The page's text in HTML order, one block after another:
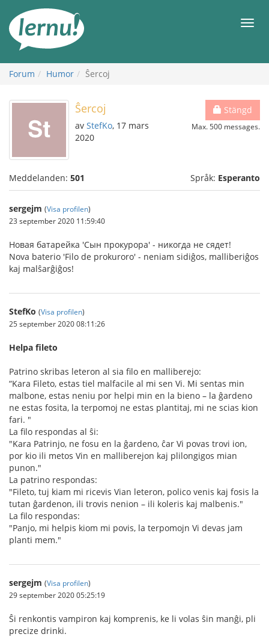
sidans
innehåll
Meny
Forum Humor Ŝercoj
Stängd
Max. 500 messages.
Ŝercoj
av StefKo, 17 mars
2020
Meddelanden: 501 Språk: Esperanto
sergejm (Visa profilen)
23 september 2020 11:59:40
Новая батарейка 'Сын прокурора' - никогда не сядет!
Nova baterio 'Filo de prokuroro' - neniam sidiĝos, malliberiĝos
kaj malŝarĝiĝos!
StefKo (Visa profilen)
25 september 2020 08:11:26
Helpa fileto
Patrino skribas leteron al sia filo en malliberejo:
“Kara Fileto, estas tiel malfacile al mi sen Vi. Mi sentas min
malbone, estas neniu por helpi min en la bieno – la ĝardeno
ne estas fosita, la terpomoj ne estas plantitaj, mi ne scias kion
fari. "
La filo respondas al ŝi:
"Kara Patrinjo, ne fosu en la ĝardeno, ĉar Vi povas trovi ion,
por kio ili metos Vin en malliberejon kaj plilongigos mian
punon."
La patrino respondas:
"Fileto, tuj kiam mi ricevis Vian leteron, polico venis kaj fosis la
tutan ĝardenon, ili trovis nenion – ili koleris kaj malbenis."
La filo respondas:
"Panjo, mi helpis kiom mi povis, la terpomojn Vi devas jam
planti mem."
sergejm (Visa profilen)
29 september 2020 05:25:19
Ŝi renkontis vampiron kaj komprenis, ke li volas ŝin manĝi, pli
precize drinki.